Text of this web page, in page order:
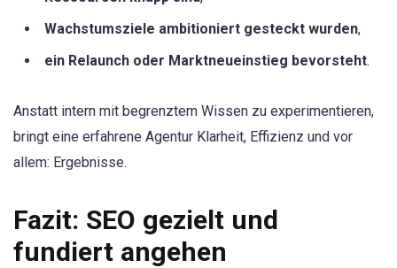
Wachstumsziele ambitioniert gesteckt wurden,
ein Relaunch oder Marktneueinstieg bevorsteht.
Anstatt intern mit begrenztem Wissen zu experimentieren,
bringt eine erfahrene Agentur Klarheit, Effizienz und vor
allem: Ergebnisse.
Fazit: SEO gezielt und
fundiert angehen